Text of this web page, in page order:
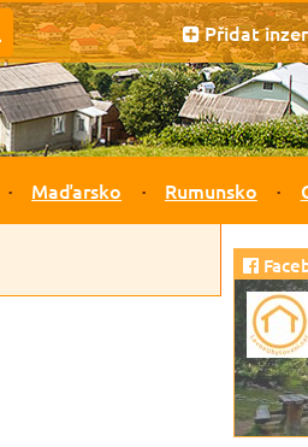
Přidat
Maďarsko Rumunsko